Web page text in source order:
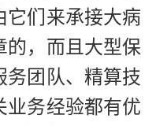
它们来承接大病
的，而且大型保
务团队、精算技
业务经验都有优